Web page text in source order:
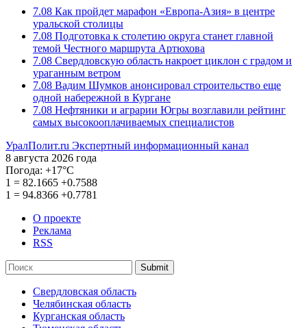
7.08 Как пройдет марафон «Европа-Азия» в центре
уральской столицы
7.08 Подготовка к столетию округа станет главной
темой Честного маршрута Артюхова
7.08 Свердловскую область накроет циклон с градом и
ураганным ветром
7.08 Вадим Шумков анонсировал строительство еще
одной набережной в Кургане
7.08 Нефтяники и аграрии Югры возглавили рейтинг
самых высокооплачиваемых специалистов
УралПолит.ru Экспертный информационный канал
8 августа 2026 года
Погода: +17°С
1 = 82.1665 +0.7588
1 = 94.8366 +0.7781
О проекте
Реклама
RSS
Submit
Свердловская область
Челябинская область
Курганская область